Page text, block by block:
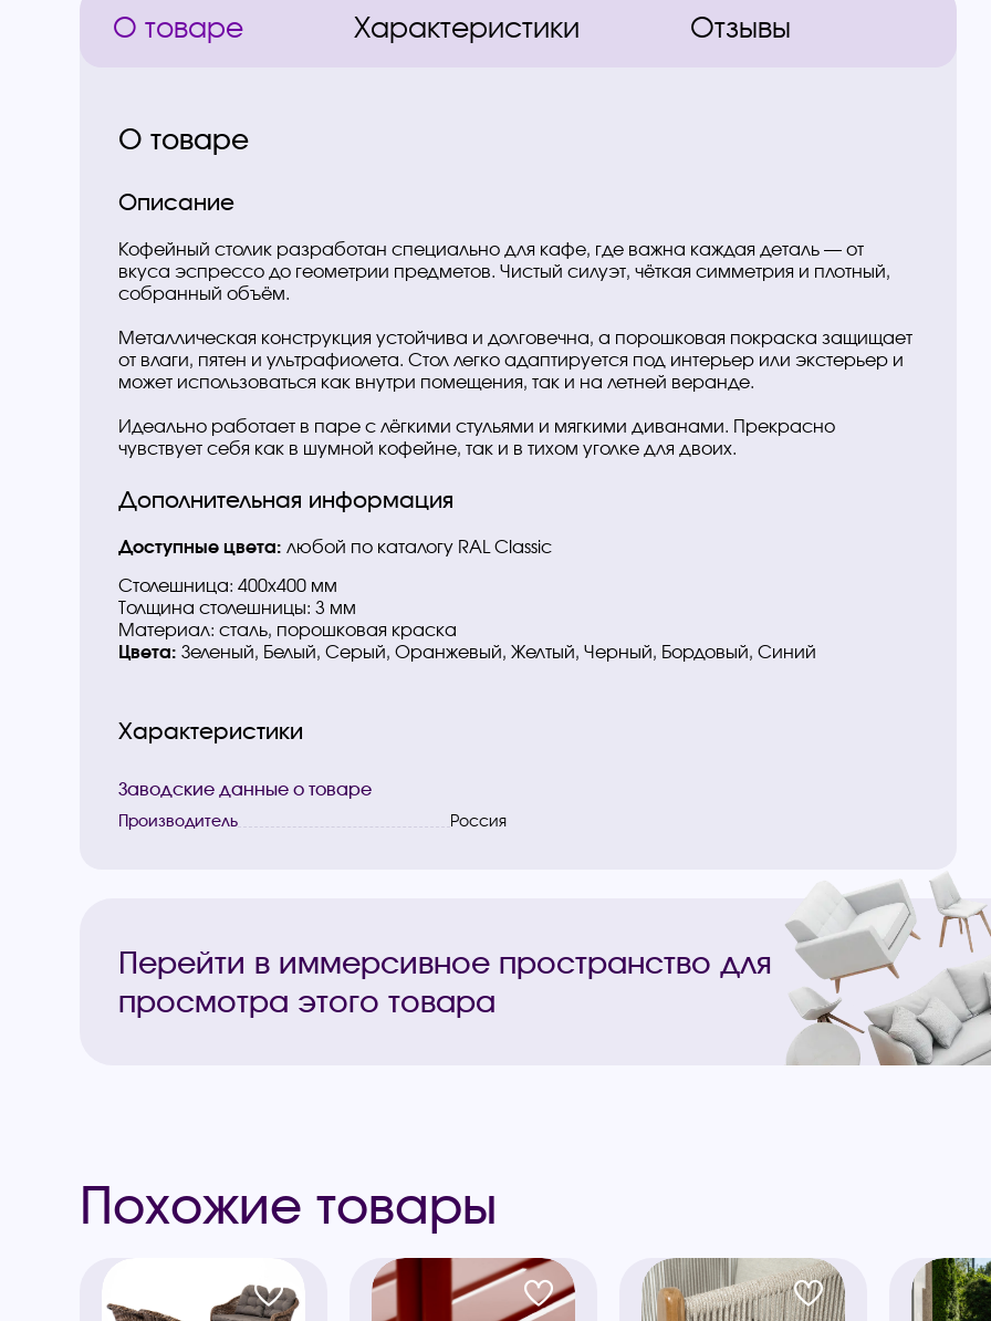
О товаре Характеристики Отзывы
О товаре
Описание
Кофейный столик разработан специально для кафе, где важна каждая деталь — от
вкуса эспрессо до геометрии предметов. Чистый силуэт, чёткая симметрия и плотный,
собранный объём.
Металлическая конструкция устойчива и долговечна, а порошковая покраска защищает
от влаги, пятен и ультрафиолета. Стол легко адаптируется под интерьер или экстерьер и
может использоваться как внутри помещения, так и на летней веранде.
Идеально работает в паре с лёгкими стульями и мягкими диванами. Прекрасно
чувствует себя как в шумной кофейне, так и в тихом уголке для двоих.
Дополнительная информация
Доступные цвета: любой по каталогу RAL Classic
Столешница: 400х400 мм
Толщина столешницы: 3 мм
Материал: сталь, порошковая краска
Цвета: Зеленый, Белый, Серый, Оранжевый, Желтый, Черный, Бордовый, Синий
Характеристики
Заводские данные о товаре
Производитель Россия
Перейти в иммерсивное пространство для
просмотра этого товара
Похожие товары